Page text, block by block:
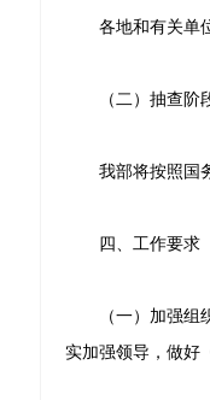
各地和有关单位
（二）抽查阶段
我部将按照国务
四、工作要求
（一）加强组织
实加强领导，做好